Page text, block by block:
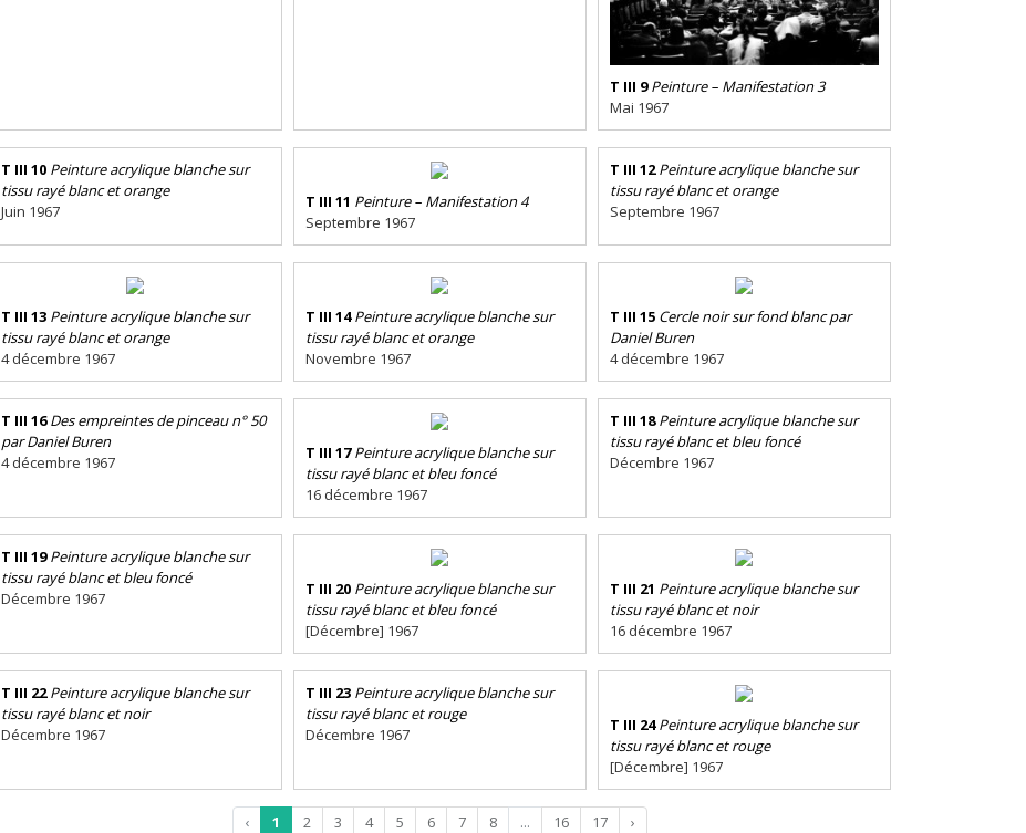
T III 9 Peinture – Manifestation 3
Mai 1967
T III 10 Peinture acrylique blanche sur
tissu rayé blanc et orange
Juin 1967
T III 11 Peinture – Manifestation 4
Septembre 1967
T III 12 Peinture acrylique blanche sur
tissu rayé blanc et orange
Septembre 1967
T III 13 Peinture acrylique blanche sur
tissu rayé blanc et orange
4 décembre 1967
T III 14 Peinture acrylique blanche sur
tissu rayé blanc et orange
Novembre 1967
T III 15 Cercle noir sur fond blanc par
Daniel Buren
4 décembre 1967
T III 16 Des empreintes de pinceau n° 50
par Daniel Buren
4 décembre 1967
T III 17 Peinture acrylique blanche sur
tissu rayé blanc et bleu foncé
16 décembre 1967
T III 18 Peinture acrylique blanche sur
tissu rayé blanc et bleu foncé
Décembre 1967
T III 19 Peinture acrylique blanche sur
tissu rayé blanc et bleu foncé
Décembre 1967
T III 20 Peinture acrylique blanche sur
tissu rayé blanc et bleu foncé
[Décembre] 1967
T III 21 Peinture acrylique blanche sur
tissu rayé blanc et noir
16 décembre 1967
T III 22 Peinture acrylique blanche sur
tissu rayé blanc et noir
Décembre 1967
T III 23 Peinture acrylique blanche sur
tissu rayé blanc et rouge
Décembre 1967
T III 24 Peinture acrylique blanche sur
tissu rayé blanc et rouge
[Décembre] 1967
‹ 1 2 3 4 5 6 7 8 ... 16 17 ›